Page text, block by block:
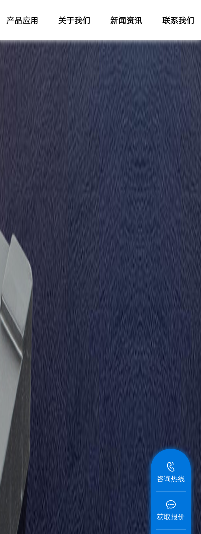
产品应用 关于我们 新闻资讯 联系我们
咨询热线
获取报价